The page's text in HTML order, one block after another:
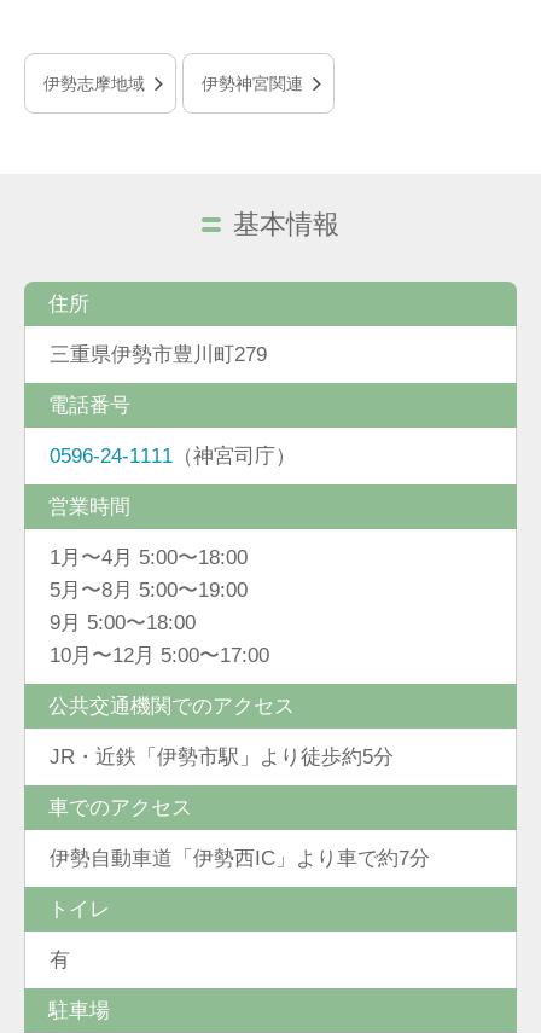
伊勢志摩地域 伊勢神宮関連
基本情報
住所
三重県伊勢市豊川町279
電話番号
0596-24-1111 （神宮司庁）
営業時間
1月〜4月 5:00〜18:00
5月〜8月 5:00〜19:00
9月 5:00〜18:00
10月〜12月 5:00〜17:00
公共交通機関でのアクセス
JR・近鉄「伊勢市駅」より徒歩約5分
車でのアクセス
伊勢自動車道「伊勢西IC」より車で約7分
トイレ
有
駐車場